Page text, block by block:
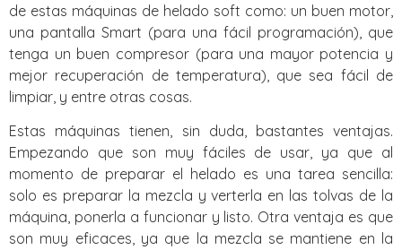
de estas máquinas de helado soft como: un buen motor,
una pantalla Smart (para una fácil programación), que
tenga un buen compresor (para una mayor potencia y
mejor recuperación de temperatura), que sea fácil de
limpiar, y entre otras cosas.
Estas máquinas tienen, sin duda, bastantes ventajas.
Empezando que son muy fáciles de usar, ya que al
momento de preparar el helado es una tarea sencilla:
solo es preparar la mezcla y verterla en las tolvas de la
máquina, ponerla a funcionar y listo. Otra ventaja es que
son muy eficaces, ya que la mezcla se mantiene en la